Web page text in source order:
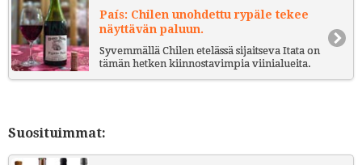
País: Chilen unohdettu rypäle tekee
näyttävän paluun.
Syvemmällä Chilen etelässä sijaitseva Itata on
tämän hetken kiinnostavimpia viinialueita.
Suosituimmat: